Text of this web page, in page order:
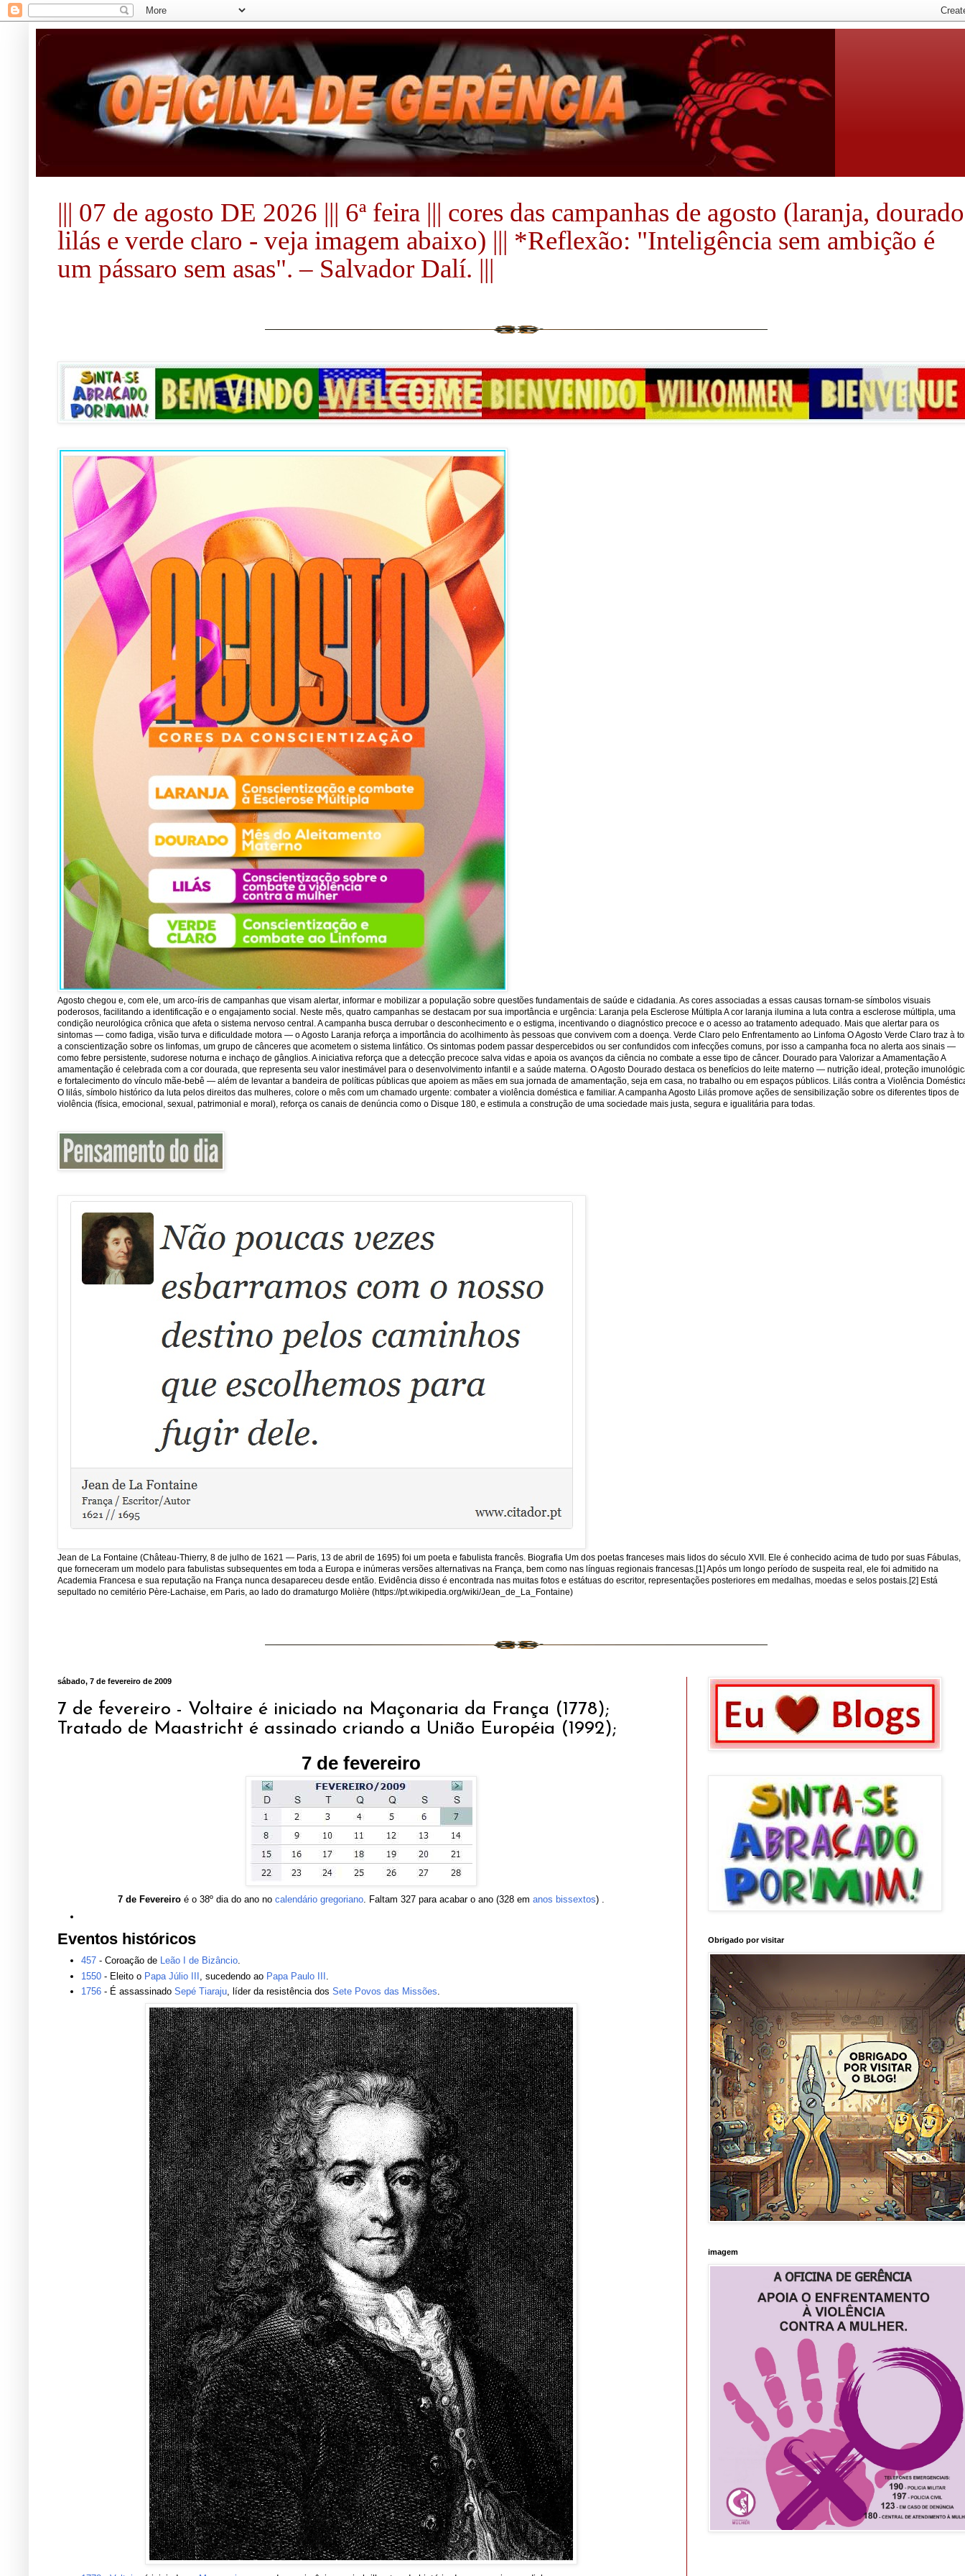
||| 07 de agosto DE 2026 ||| 6ª feira ||| cores das campanhas de agosto (laranja,
lilás e verde claro - veja imagem abaixo) ||| *Reflexão: "Inteligência sem ambição é
um pássaro sem asas". – Salvador Dalí. |||
Agosto chegou e, com ele, um arco-íris de campanhas que visam alertar, informar e mobilizar a população sobre questões fundamentais de saúde e cidadania. As cores associadas a essas causas tornam-se símbolos visuais
poderosos, facilitando a identificação e o engajamento social. Neste mês, quatro campanhas se destacam por sua importância e urgência: Laranja pela Esclerose Múltipla A cor laranja ilumina a luta contra a esclerose múltipla, uma
condição neurológica crônica que afeta o sistema nervoso central. A campanha busca derrubar o desconhecimento e o estigma, incentivando o diagnóstico precoce e o acesso ao tratamento adequado. Mais que alertar para os
sintomas — como fadiga, visão turva e dificuldade motora — o Agosto Laranja reforça a importância do acolhimento às pessoas que convivem com a doença. Verde Claro pelo Enfrentamento ao Linfoma O Agosto Verde Claro traz à
a conscientização sobre os linfomas, um grupo de cânceres que acometem o sistema linfático. Os sintomas podem passar despercebidos ou ser confundidos com infecções comuns, por isso a campanha foca no alerta aos sinais —
como febre persistente, sudorese noturna e inchaço de gânglios. A iniciativa reforça que a detecção precoce salva vidas e apoia os avanços da ciência no combate a esse tipo de câncer. Dourado para Valorizar a Amamentação A
amamentação é celebrada com a cor dourada, que representa seu valor inestimável para o desenvolvimento infantil e a saúde materna. O Agosto Dourado destaca os benefícios do leite materno — nutrição ideal, proteção
e fortalecimento do vínculo mãe-bebê — além de levantar a bandeira de políticas públicas que apoiem as mães em sua jornada de amamentação, seja em casa, no trabalho ou em espaços públicos. Lilás contra a Violência
O lilás, símbolo histórico da luta pelos direitos das mulheres, colore o mês com um chamado urgente: combater a violência doméstica e familiar. A campanha Agosto Lilás promove ações de sensibilização sobre os diferentes tipos de
violência (física, emocional, sexual, patrimonial e moral), reforça os canais de denúncia como o Disque 180, e estimula a construção de uma sociedade mais justa, segura e igualitária para todas.
Jean de La Fontaine (Château-Thierry, 8 de julho de 1621 — Paris, 13 de abril de 1695) foi um poeta e fabulista francês. Biografia Um dos poetas franceses mais lidos do século XVII. Ele é conhecido acima de tudo por suas Fábulas,
que forneceram um modelo para fabulistas subsequentes em toda a Europa e inúmeras versões alternativas na França, bem como nas línguas regionais francesas.[1] Após um longo período de suspeita real, ele foi admitido na
Academia Francesa e sua reputação na França nunca desapareceu desde então. Evidência disso é encontrada nas muitas fotos e estátuas do escritor, representações posteriores em medalhas, moedas e selos postais.[2] Está
sepultado no cemitério Père-Lachaise, em Paris, ao lado do dramaturgo Molière (https://pt.wikipedia.org/wiki/Jean_de_La_Fontaine)
sábado, 7 de fevereiro de 2009
7 de fevereiro - Voltaire é iniciado na Maçonaria da França (1778);
Tratado de Maastricht é assinado criando a União Européia (1992);
7 de fevereiro
7 de Fevereiro é o 38º dia do ano no calendário gregoriano . Faltam 327 para acabar o ano (328 em anos bissextos) .
Eventos históricos
457 - Coroação de Leão I de Bizâncio.
1550 - Eleito o Papa Júlio III , sucedendo ao Papa Paulo III
1756 - É assassinado Sepé Tiaraju, líder da resistência dos Sete Povos das Missões.
Obrigado por visitar
imagem